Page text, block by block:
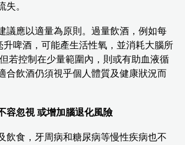
失。
議應以適量為原則。過量飲酒，例如每
升啤酒，可能產生活性氧，並消耗大腦所
若控制在少量範圍內，則或有助血液循
合飲酒仍須視乎個人體質及健康狀況而
容忽視 或增加腦退化風險
飲食，牙周病和糖尿病等慢性疾病也不